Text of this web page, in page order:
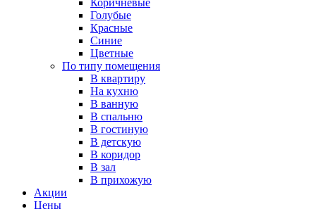
Коричневые
Голубые
Красные
Синие
Цветные
По типу помещения
В квартиру
На кухню
В ванную
В спальню
В гостиную
В детскую
В коридор
В зал
В прихожую
Акции
Цены